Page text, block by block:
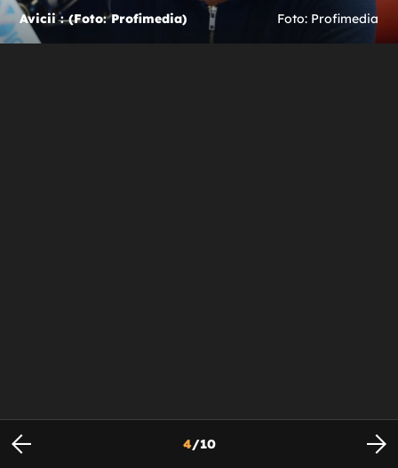
Avicii : (Foto: Profimedia) Foto: Profimedia
4/10